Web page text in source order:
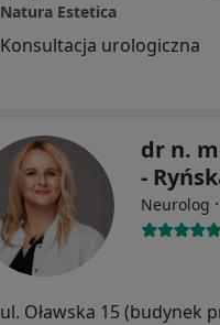
Natura Estetica
Konsultacja urologiczna
dr n.
-
Neurolog ·